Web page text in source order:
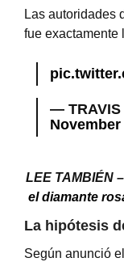
Las autoridades
fue exactamente
— TRAVIS
November
LEE TAMBIÉN –
el diamante
La hipótesis
Según anunció